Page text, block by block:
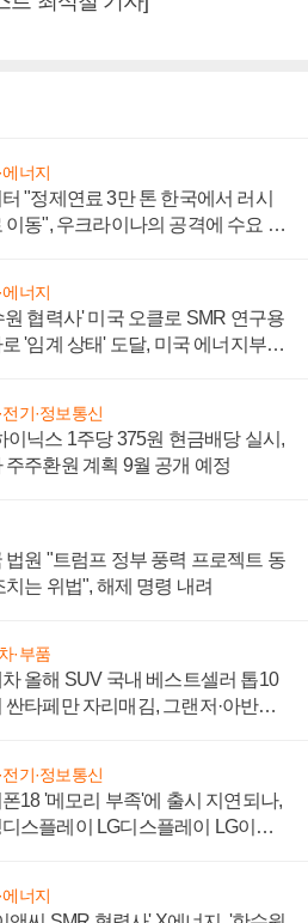
에너지
"정제연료 3만 톤 한국에서 러시
이동", 우크라이나의 공격에 수요 늘
에너지
원 협력사' 미국 오클로 SMR 연구용
'임계 상태' 도달, 미국 에너지부
전기·정보통신
이닉스 1주당 375원 현금배당 실시,
주주환원 계획 9월 공개 예정
법원 "트럼프 정부 풍력 프로젝트 동
치는 위법", 해제 명령 내려
·부품
올해 SUV 국내 베스트셀러 톱10
싼타페만 자리매김, 그랜저·아반떼
전기·정보통신
18 '메모리 부족'에 출시 지연되나,
스플레이 LG디스플레이 LG이노
에너지